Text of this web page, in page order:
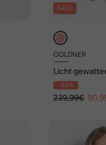
SALE
GOLDNER
Licht
- 62%
239,99€